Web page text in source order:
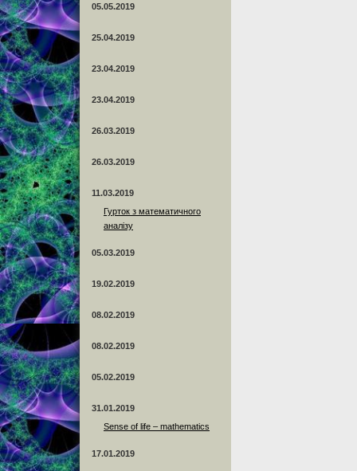
05.05.2019
25.04.2019
23.04.2019
23.04.2019
26.03.2019
26.03.2019
11.03.2019
Гурток з математичного
аналізу
05.03.2019
19.02.2019
08.02.2019
08.02.2019
05.02.2019
31.01.2019
Sense of life – mathematics
17.01.2019